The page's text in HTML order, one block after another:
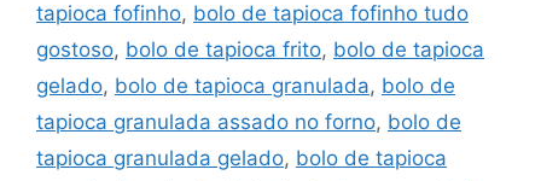
tapioca fofinho, bolo de tapioca fofinho tudo
gostoso, bolo de tapioca frito, bolo de tapioca
gelado, bolo de tapioca granulada, bolo de
tapioca granulada assado no forno, bolo de
tapioca granulada gelado, bolo de tapioca